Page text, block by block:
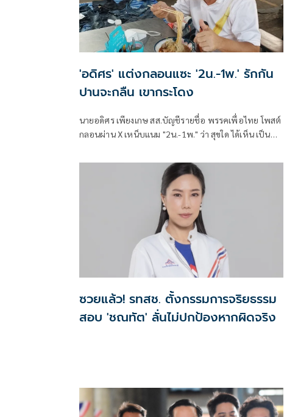
'อดิศร' แต่งกลอนแซะ '2น.-1พ.' รักกัน
ปานจะกลืน เขากระโดง
นายอดิศร เพียงเกษ สส.บัญชีรายชื่อ พรรคเพื่อไทย โพสต์
กลอนผ่าน X เหน็บแนม "2น.-1พ." ว่า สุขใด ได้เห็น เป็น
ซวยแล้ว! รทสช. ตั้งกรรมการจริยธรรม
สอบ 'ชณทัต' ลั่นไม่ปกป้องหากผิดจริง